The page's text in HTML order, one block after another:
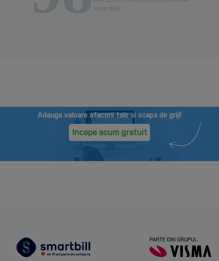
Adauga valoare afacerii tale si scapa de griji!
Incepe acum gratuit